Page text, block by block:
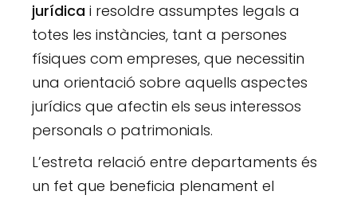
jurídica i resoldre assumptes legals a
totes les instàncies, tant a persones
físiques com empreses, que necessitin
una orientació sobre aquells aspectes
jurídics que afectin els seus interessos
personals o patrimonials.
L’estreta relació entre departaments és
un fet que beneficia plenament el